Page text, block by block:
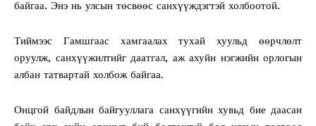
байгаа. Энэ нь улсын төсвөөс санхүүждэгтэй холбоотой.
Тиймээс Гамшгаас хамгаалах тухай хуульд өөрчлөлт
оруулж, санхүүжилтийг даатгал, аж ахуйн нэгжийн орлогын
албан татвартай холбож байгаа.
Онцгой байдлын байгууллага санхүүгийн хувьд бие даасан